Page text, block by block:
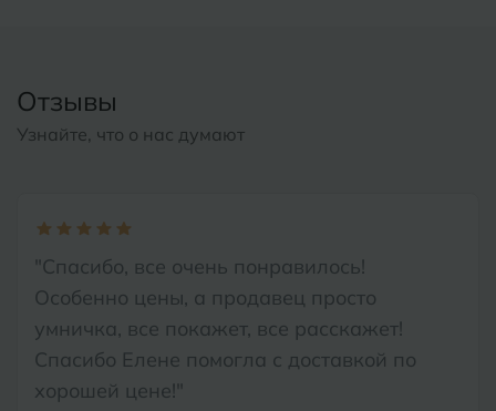
Отзывы
Узнайте, что о нас думают
"Спасибо, все очень понравилось!
Особенно цены, а продавец просто
умничка, все покажет, все расскажет!
Спасибо Елене помогла с доставкой по
хорошей цене!"